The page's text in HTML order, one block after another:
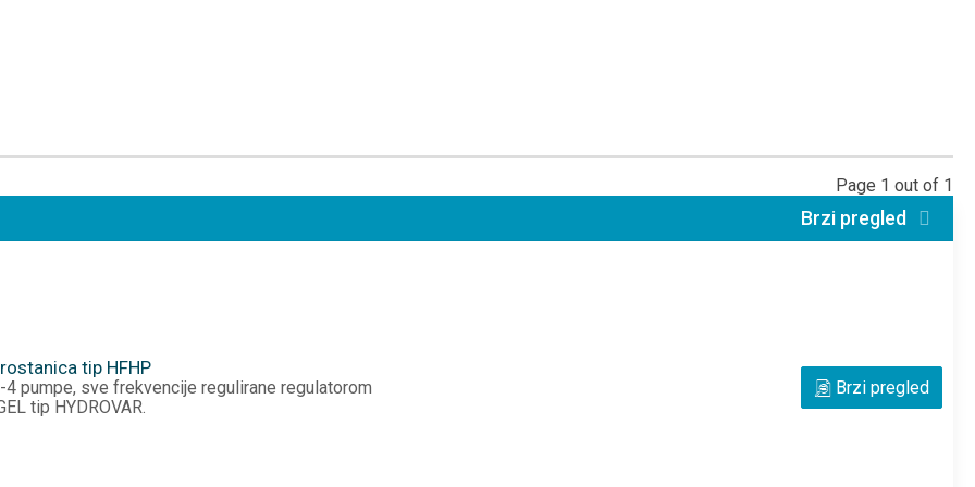
Page 1 out of 1
Brzi pregled
tip HFHP
s 1-4 pumpe, sve frekvencije regulirane regulatorom
tip HYDROVAR.
Brzi pregled